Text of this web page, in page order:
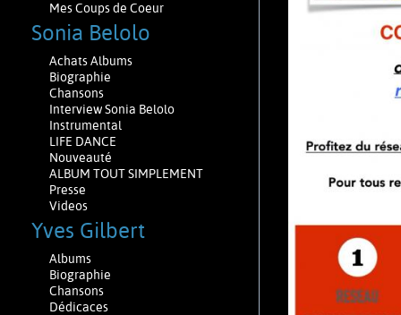
Mes Coups de Coeur
Sonia Belolo
Achats Albums
Biographie
Chansons
Interview Sonia Belolo
Instrumental
LIFE DANCE
Nouveauté
ALBUM TOUT SIMPLEMENT
Presse
Videos
Yves Gilbert
Albums
Biographie
Chansons
Dédicaces